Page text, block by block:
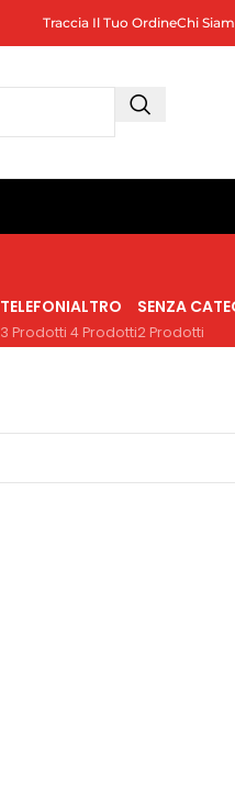
Traccia Il Tuo OrdineChi
TELEFONI
3 Prodotti
ALTRO
4 Prodotti
SENZA
2 Prodotti